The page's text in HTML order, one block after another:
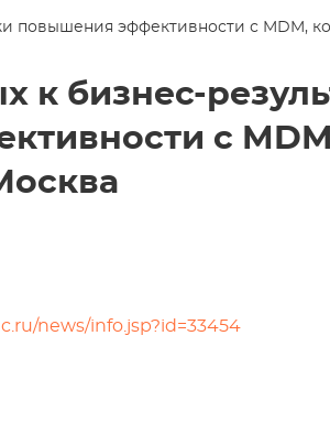
повышения эффективности с MDM,
к бизнес-
с
news/info.jsp?id=33454